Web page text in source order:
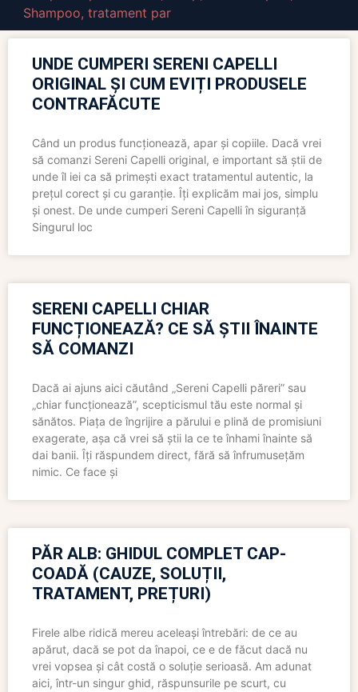
Shampoo, tratament par
UNDE CUMPERI SERENI CAPELLI
ORIGINAL ȘI CUM EVIȚI PRODUSELE
CONTRAFĂCUTE
Când un produs funcționează, apar și copiile. Dacă vrei
să comanzi Sereni Capelli original, e important să știi de
unde îl iei ca să primești exact tratamentul autentic, la
prețul corect și cu garanție. Îți explicăm mai jos, simplu
și onest. De unde cumperi Sereni Capelli în siguranță
Singurul loc
SERENI CAPELLI CHIAR
FUNCȚIONEAZĂ? CE SĂ ȘTII ÎNAINTE
SĂ COMANZI
Dacă ai ajuns aici căutând „Sereni Capelli păreri” sau
„chiar funcționează”, scepticismul tău este normal și
sănătos. Piața de îngrijire a părului e plină de promisiuni
exagerate, așa că vrei să știi la ce te înhami înainte să
dai banii. Îți răspundem direct, fără să înfrumusețăm
nimic. Ce face și
PĂR ALB: GHIDUL COMPLET CAP-
COADĂ (CAUZE, SOLUȚII,
TRATAMENT, PREȚURI)
Firele albe ridică mereu aceleași întrebări: de ce au
apărut, dacă se pot da înapoi, ce e de făcut dacă nu
vrei vopsea și cât costă o soluție serioasă. Am adunat
aici, într-un singur ghid, răspunsurile pe scurt, cu